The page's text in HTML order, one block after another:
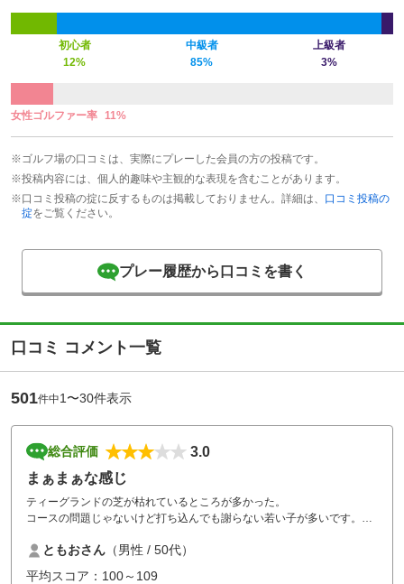
初心者 中級者
上級者
12%
85% 3%
女性ゴルファー率 11%
※ゴルフ場の口コミは、実際にプレーした会員の方の投稿です。
※投稿内容には、個人的趣味や主観的な表現を含むことがあります。
※口コミ投稿の掟に反するものは掲載しておりません。詳細は、 口コミ投稿の
掟をご覧ください。
プレー履歴から口コミを書く
口コミ コメント一覧
501件中1〜30件表示
総合評価
3.0
まぁまぁな感じ
ティーグランドの芝が枯れているところが多かった。
コースの問題じゃないけど打ち込んでも謝らない若い子が多いです。
ともおさん （男性 / 50代）
平均スコア：100～109